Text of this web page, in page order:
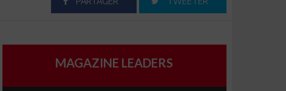
MAGAZINE LEADERS